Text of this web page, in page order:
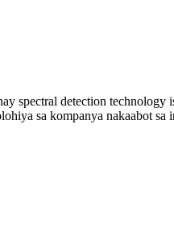
spectral detection
sa kompanya nakaabot